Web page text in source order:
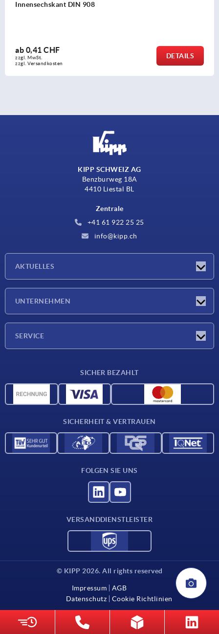
DETAILS
zzgl. Versandkosten
KIPP SCHWEIZ AG
Benzburweg 18A
4410 Liestal BL
Zentrale
+41 61 922 25 25
info@kipp.ch
AKTUELLES
UNTERNEHMEN
SERVICE
CAD-Daten
SICHER BEZAHLT
SICHERHEIT & VERTRAUEN
FOLGEN SIE UNS
VERSANDDIENSTLEISTER
© KIPP 2026. All rights reserved
Impressum
AGB
Datenschutz
Cookie Richtlinien